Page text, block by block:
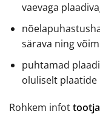
vaevaga
särava ning
puhtamad
oluliselt plaatide
Rohkem infot